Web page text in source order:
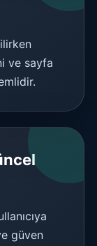
ve sayfa
güven